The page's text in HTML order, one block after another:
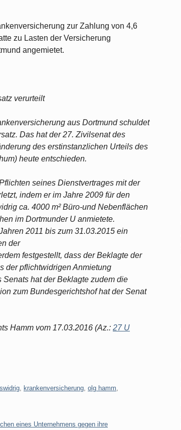
zur Zahlung von 4,6
zu Lasten der Versicherung
angemietet.
verurteilt
aus Dortmund schuldet
Das hat der 27. Zivilsenat des
des erstinstanzlichen Urteils des
heute entschieden.
seines Dienstvertrages mit der
indem er im Jahre 2009 für den
ca. 4000 m² Büro-und Nebenflächen
im Dortmunder U anmietete.
2011 bis zum 31.03.2015 ein
der
festgestellt, dass der Beklagte der
der pflichtwidrigen Anmietung
hat der Beklagte zudem die
zum Bundesgerichtshof hat der Senat
Hamm vom 17.03.2016 (Az.: 27 U
krankenversicherung olg hamm
eines Unternehmens gegen ihre